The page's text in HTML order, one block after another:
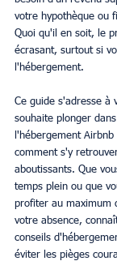
votre hypothèque ou
Quoi qu'il en soit, le
écrasant, surtout si
l'hébergement.
Ce guide s'adresse à
souhaite plonger
l'hébergement
comment s'y
aboutissants. Que
temps plein ou que
profiter au maximum
votre absence,
conseils
éviter les pièges